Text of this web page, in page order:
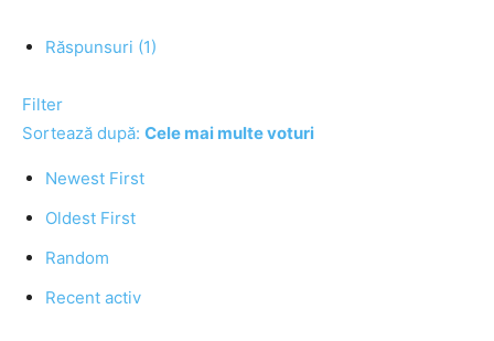
Răspunsuri (1)
Filter
Sortează după: Cele mai multe voturi
Newest First
Oldest First
Random
Recent activ